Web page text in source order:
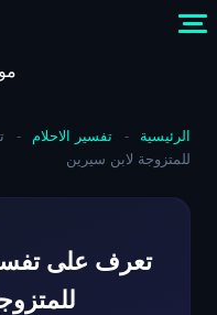
الرئيسية - تفسير الاحلام -
للمتزوجة لابن سيرين
تعرف على